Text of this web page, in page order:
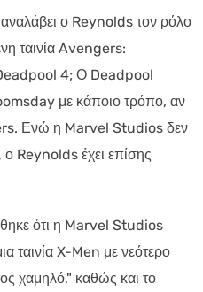
ο Reynolds τον ρόλο
ταινία Avengers:
4; Ο Deadpool
με κάποιο τρόπο, αν
Ενώ η Marvel Studios δεν
ο Reynolds έχει επίσης
ότι η Marvel Studios
ταινία X-Men με νεότερο
χαμηλό," καθώς και το